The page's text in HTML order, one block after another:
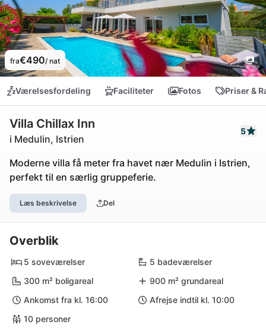
fra€490/ nat
Værelsesfordeling Faciliteter Fotos Priser &
Villa Chillax Inn
i Medulin, Istrien
5
Moderne villa få meter fra havet nær Medulin i Istrien,
perfekt til en særlig gruppeferie.
Læs beskrivelse Del
Overblik
5 soveværelser
5 badeværelser
300 m² boligareal
900 m² grundareal
Ankomst fra kl. 16:00
Afrejse indtil kl. 10:00
10 personer